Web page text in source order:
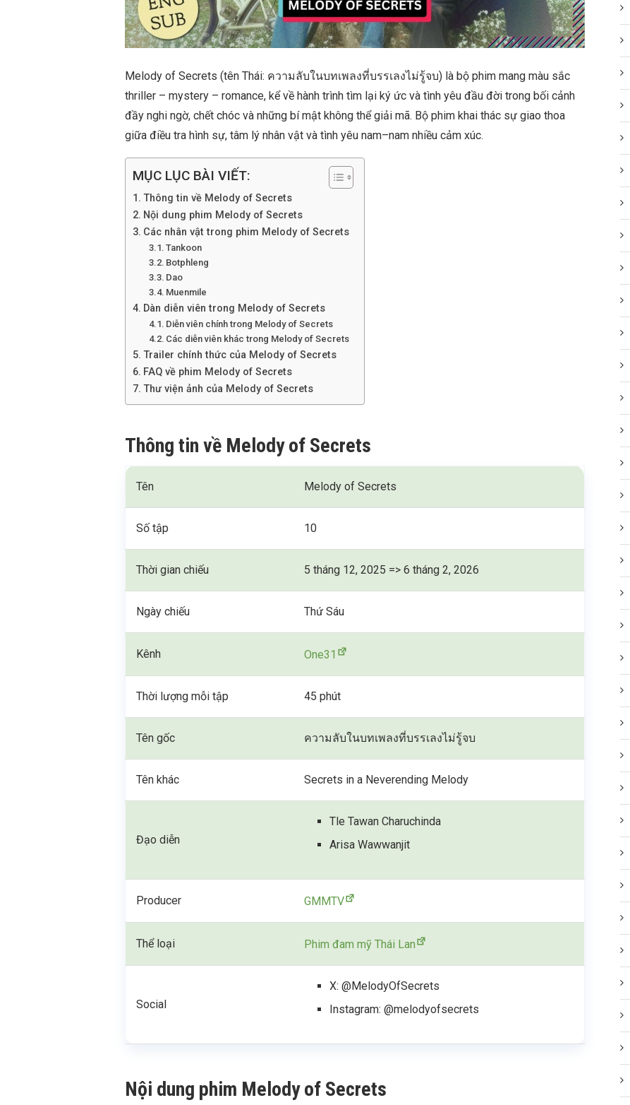
Melody of Secrets (tên Thái: ความลับในบทเพลงที่บรรเลงไม่รู้จบ) là bộ phim mang màu sắc
thriller – mystery – romance, kể về hành trình tìm lại ký ức và tình yêu đầu đời trong bối cảnh
đầy nghi ngờ, chết chóc và những bí mật không thể giải mã. Bộ phim khai thác sự giao thoa
giữa điều tra hình sự, tâm lý nhân vật và tình yêu nam–nam nhiều cảm xúc.
MỤC LỤC BÀI VIẾT:
Thông tin về Melody of Secrets
Nội dung phim Melody of Secrets
Các nhân vật trong phim Melody of Secrets
Tankoon
Botphleng
Dao
Muenmile
Dàn diễn viên trong Melody of Secrets
Diễn viên chính trong Melody of Secrets
Các diễn viên khác trong Melody of Secrets
Trailer chính thức của Melody of Secrets
FAQ về phim Melody of Secrets
Thư viện ảnh của Melody of Secrets
Thông tin về Melody of Secrets
Tên Melody of Secrets
Số tập 10
Thời gian chiếu 5 tháng 12, 2025 => 6 tháng 2, 2026
Ngày chiếu Thứ Sáu
Kênh One31
Thời lượng mỗi tập 45 phút
Tên gốc ความลับในบทเพลงที่บรรเลงไม่รู้จบ
Tên khác Secrets in a Neverending Melody
Đạo diễn
Tle Tawan Charuchinda
Arisa Wawwanjit
Producer GMMTV
Thể loại Phim đam mỹ Thái Lan
Social
X: @MelodyOfSecrets
Instagram: @melodyofsecrets
Nội dung phim Melody of Secrets